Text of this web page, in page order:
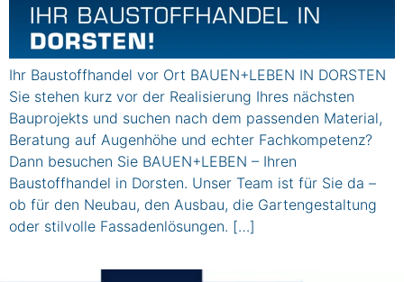
Ihr Baustoffhandel vor Ort BAUEN+LEBEN IN DORSTEN
Sie stehen kurz vor der Realisierung Ihres nächsten
Bauprojekts und suchen nach dem passenden Material,
Beratung auf Augenhöhe und echter Fachkompetenz?
Dann besuchen Sie BAUEN+LEBEN – Ihren
Baustoffhandel in Dorsten. Unser Team ist für Sie da –
ob für den Neubau, den Ausbau, die Gartengestaltung
oder stilvolle Fassadenlösungen. […]